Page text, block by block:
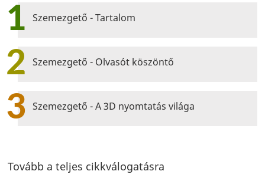
1 Szemezgető - Tartalom
2 Szemezgető - Olvasót köszöntő
3 Szemezgető - A 3D nyomtatás világa
Tovább a teljes cikkválogatásra